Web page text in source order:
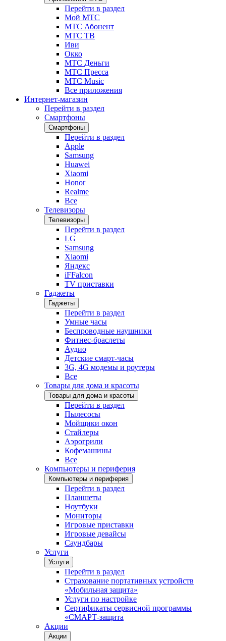
Перейти в раздел
Мой МТС
МТС Абонент
МТС ТВ
Иви
Окко
МТС Деньги
МТС Пресса
МТС Music
Все приложения
Интернет-магазин
Перейти в раздел
Смартфоны
Смартфоны
Перейти в раздел
Apple
Samsung
Huawei
Xiaomi
Honor
Realme
Все
Телевизоры
Телевизоры
Перейти в раздел
LG
Samsung
Xiaomi
Яндекс
iFFalcon
TV приставки
Гаджеты
Гаджеты
Перейти в раздел
Умные часы
Беспроводные наушники
Фитнес-браслеты
Аудио
Детские смарт-часы
3G, 4G модемы и роутеры
Все
Товары для дома и красоты
Товары для дома и красоты
Перейти в раздел
Пылесосы
Мойщики окон
Стайлеры
Аэрогрили
Кофемашины
Все
Компьютеры и периферия
Компьютеры и периферия
Перейти в раздел
Планшеты
Ноутбуки
Мониторы
Игровые приставки
Игровые девайсы
Саундбары
Услуги
Услуги
Перейти в раздел
Страхование портативных устройств
«Мобильная защита»
Услуги по настройке
Сертификаты сервисной программы
«СМАРТ-защита
Акции
Акции